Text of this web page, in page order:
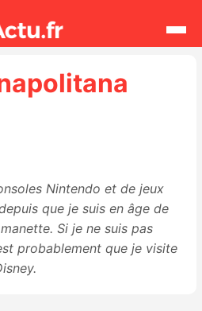
Rechercher
Nintendo et de jeux
que je suis en âge de
Si je ne suis pas
probablement que je visite